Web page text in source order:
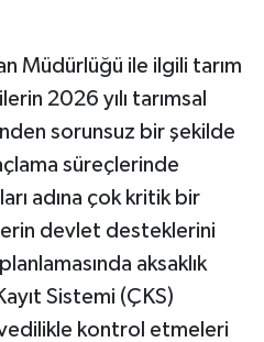
Müdürlüğü ile ilgili tarım
2026 yılı tarımsal
sorunsuz bir şekilde
süreçlerinde
adına çok kritik bir
devlet desteklerini
aksaklık
Sistemi (ÇKS)
kontrol etmeleri